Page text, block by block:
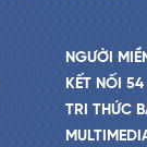
NGƯỜI
KẾT NỐI 54
TRI THỨC